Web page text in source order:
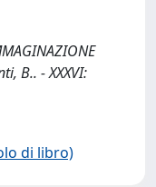
B.. - XXXVI:
di libro)